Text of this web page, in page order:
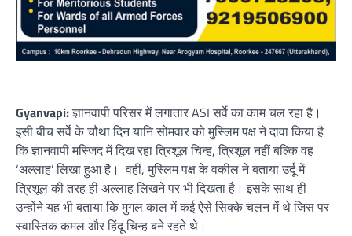
Gyanvapi:ज्ञानवापी परिसर में लगातार ASI सर्वे का काम चल रहा है।
इसी बीच सर्वे के चौथा दिन यानि सोमवार को मुस्लिम पक्ष ने दावा किया है
कि ज्ञानवापी मस्जिद में दिख रहा त्रिशूल चिन्ह, त्रिशूल नहीं बल्कि वह
‘अल्लाह’ लिखा हुआ है। वहीं, मुस्लिम पक्ष के वकील ने बताया उर्दू में
त्रिशूल की तरह ही अल्लाह लिखने पर भी दिखता है। इसके साथ ही
उन्होंने यह भी बताया कि मुगल काल में कई ऐसे सिक्के चलन में थे जिस पर
स्वास्तिक कमल और हिंदू चिन्ह बने रहते थे।